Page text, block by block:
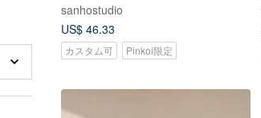
sanhostudio
US$ 46.33
カスタム可 Pinkoi限定